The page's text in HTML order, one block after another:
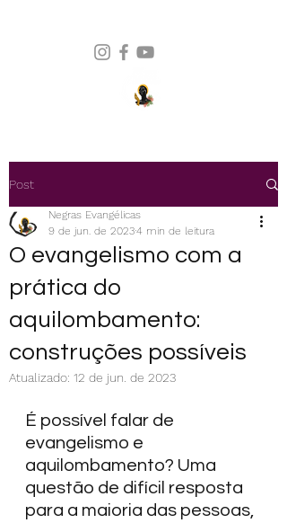
Post
O evangelismo com a
prática do
aquilombamento:
construções possíveis
Negras Evangélicas
9 de jun. de 20234 min de leitura
Atualizado: 12 de jun. de 2023
É possível falar de
evangelismo e
aquilombamento? Uma
questão de difícil resposta
para a maioria das pessoas,